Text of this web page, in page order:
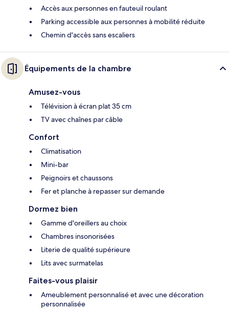
Accès aux personnes en fauteuil roulant
Parking accessible aux personnes à mobilité réduite
Chemin d'accès sans escaliers
Équipements de la chambre
Amusez-vous
Télévision à écran plat 35 cm
TV avec chaînes par câble
Confort
Climatisation
Mini-bar
Peignoirs et chaussons
Fer et planche à repasser sur demande
Dormez bien
Gamme d'oreillers au choix
Chambres insonorisées
Literie de qualité supérieure
Lits avec surmatelas
Faites-vous plaisir
Ameublement personnalisé et avec une décoration
personnalisée